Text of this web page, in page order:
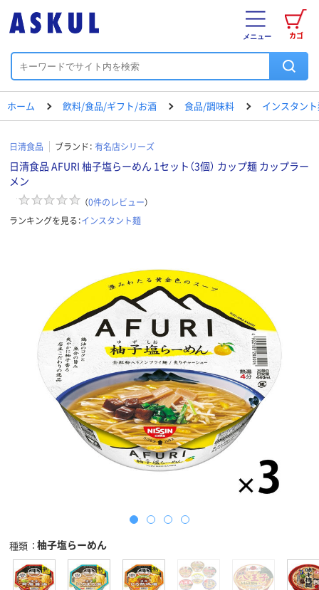
カゴ
メニュー
ホーム 飲料/食品/ギフト/お酒 食品/調味料 インスタン
日清食品 ブランド： 有名店シリーズ
日清食品 AFURI 柚子塩らーめん 1セット（3個） カップ麺 カップラー
メン
（0件のレビュー）
ランキングを見る：インスタント麺
種類 柚子塩らーめん